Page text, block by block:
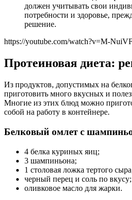
должен учитывать свои
потребности и здоровье,
решение.
https://youtube.com/watch?v=M-
Протеиновая диета:
Из продуктов, допустимых на
приготовить много вкусных и
Многие из этих блюд можно
собой на работу в контейнере.
Белковый омлет с
4 белка куриных яиц;
3 шампиньона;
1 столовая ложка тертого
черный перец и соль по вкусу;
оливковое масло для жарки.